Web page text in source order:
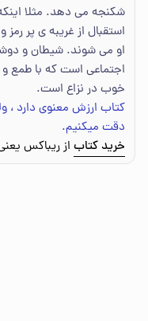
شکنجه می دهد. مثلا
استقبال از غریبه ی پر
او می شوند. شیطان و
اجتماعی است که با طمع
خوب در نزاع است.
کتاب ارزش معنوی دارد ،
دقت میکنیم.
خرید کتاب از ریباکس